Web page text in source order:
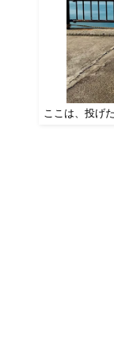
ここは、投げ